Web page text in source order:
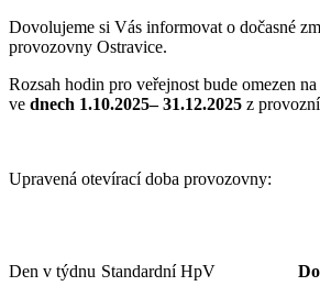
Dovolujeme si Vás informovat o dočasné
provozovny Ostravice.
Rozsah hodin pro veřejnost bude omezen
ve dnech 1.10.2025– 31.12.2025 z
Upravená otevírací doba provozovny:
Den v týdnu Standardní HpV